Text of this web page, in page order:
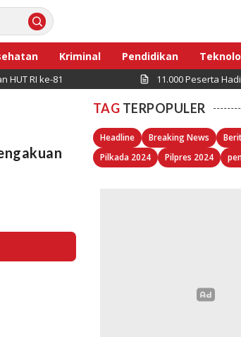
Kriminal Pendidikan
Sport
HUT RI ke-81 11.000 Peserta
TAG TERPOPULER
Headline Breaking News
Pilkada 2024
Pilpres 2024